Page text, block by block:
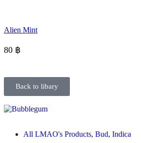
Alien Mint
80 ฿
Back to libary
All LMAO's Products, Bud, Indica